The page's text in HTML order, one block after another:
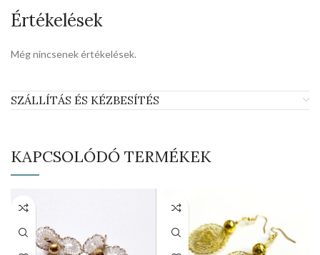
Értékelések
Még nincsenek értékelések.
SZÁLLÍTÁS ÉS KÉZBESÍTÉS
KAPCSOLÓDÓ TERMÉKEK